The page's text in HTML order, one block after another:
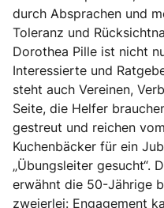
durch Absprachen und
Toleranz und
Dorothea Pille ist nicht
Interessierte und
steht auch Vereinen,
Seite, die Helfer
gestreut und reichen
Kuchenbäcker für ein
„Übungsleiter gesucht“.
erwähnt die 50-Jährige
zweierlei: Engagement